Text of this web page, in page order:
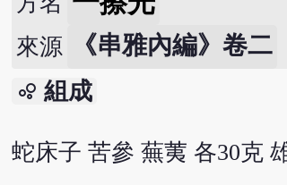
來源 《串雅內編》卷二
bubble_chart 組成
蛇床子 苦參 蕪荑 各30克